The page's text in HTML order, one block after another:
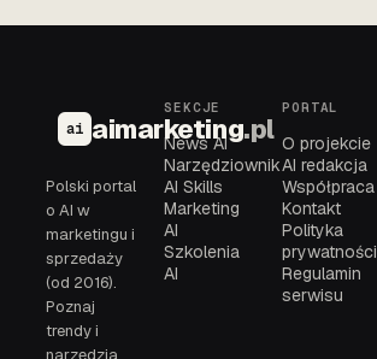
ai aimarketing.pl
Polski portal
o AI w
marketingu i
sprzedaży
(od 2016).
Poznaj
trendy i
narzędzia
SEKCJE
News AI
Narzędziownik
AI Skills
Marketing
AI
Szkolenia
AI
PORTAL
O projekcie
AI redakcja
Współpraca
Kontakt
Polityka
prywatności
Regulamin
serwisu